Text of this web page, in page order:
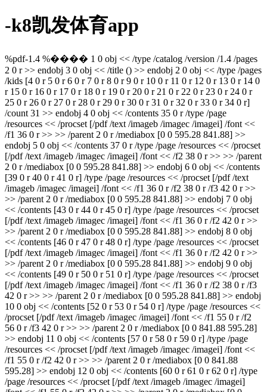
-k8凯发体育app
%pdf-1.4 %���� 1 0 obj << /type /catalog /version /1.4 /pages
2 0 r >> endobj 3 0 obj << /title () >> endobj 2 0 obj << /type /pages
/kids [4 0 r 5 0 r 6 0 r 7 0 r 8 0 r 9 0 r 10 0 r 11 0 r 12 0 r 13 0 r 14 0
r 15 0 r 16 0 r 17 0 r 18 0 r 19 0 r 20 0 r 21 0 r 22 0 r 23 0 r 24 0 r
25 0 r 26 0 r 27 0 r 28 0 r 29 0 r 30 0 r 31 0 r 32 0 r 33 0 r 34 0 r]
/count 31 >> endobj 4 0 obj << /contents 35 0 r /type /page
/resources << /procset [/pdf /text /imageb /imagec /imagei] /font <<
/f1 36 0 r >> >> /parent 2 0 r /mediabox [0 0 595.28 841.88] >>
endobj 5 0 obj << /contents 37 0 r /type /page /resources << /procset
[/pdf /text /imageb /imagec /imagei] /font << /f2 38 0 r >> >> /parent
2 0 r /mediabox [0 0 595.28 841.88] >> endobj 6 0 obj << /contents
[39 0 r 40 0 r 41 0 r] /type /page /resources << /procset [/pdf /text
/imageb /imagec /imagei] /font << /f1 36 0 r /f2 38 0 r /f3 42 0 r >>
>> /parent 2 0 r /mediabox [0 0 595.28 841.88] >> endobj 7 0 obj
<< /contents [43 0 r 44 0 r 45 0 r] /type /page /resources << /procset
[/pdf /text /imageb /imagec /imagei] /font << /f1 36 0 r /f2 42 0 r >>
>> /parent 2 0 r /mediabox [0 0 595.28 841.88] >> endobj 8 0 obj
<< /contents [46 0 r 47 0 r 48 0 r] /type /page /resources << /procset
[/pdf /text /imageb /imagec /imagei] /font << /f1 36 0 r /f2 42 0 r >>
>> /parent 2 0 r /mediabox [0 0 595.28 841.88] >> endobj 9 0 obj
<< /contents [49 0 r 50 0 r 51 0 r] /type /page /resources << /procset
[/pdf /text /imageb /imagec /imagei] /font << /f1 36 0 r /f2 38 0 r /f3
42 0 r >> >> /parent 2 0 r /mediabox [0 0 595.28 841.88] >> endobj
10 0 obj << /contents [52 0 r 53 0 r 54 0 r] /type /page /resources <<
/procset [/pdf /text /imageb /imagec /imagei] /font << /f1 55 0 r /f2
56 0 r /f3 42 0 r >> >> /parent 2 0 r /mediabox [0 0 841.88 595.28]
>> endobj 11 0 obj << /contents [57 0 r 58 0 r 59 0 r] /type /page
/resources << /procset [/pdf /text /imageb /imagec /imagei] /font <<
/f1 55 0 r /f2 42 0 r >> >> /parent 2 0 r /mediabox [0 0 841.88
595.28] >> endobj 12 0 obj << /contents [60 0 r 61 0 r 62 0 r] /type
/page /resources << /procset [/pdf /text /imageb /imagec /imagei]